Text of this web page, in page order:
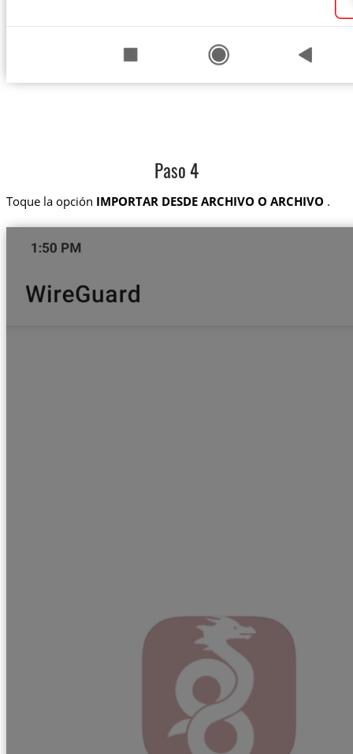
Paso 4
Toque la opción IMPORTAR DESDE ARCHIVO O ARCHIVO .